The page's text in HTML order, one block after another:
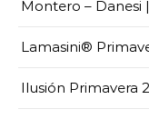
Montero – Danesi
Lamasini®
Ilusión Primavera